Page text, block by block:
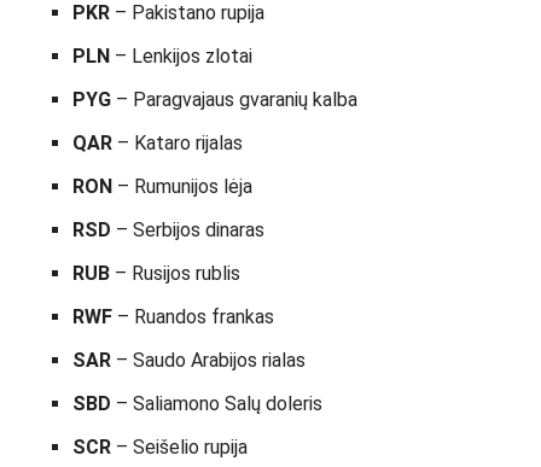
PKR – Pakistano rupija
PLN – Lenkijos zlotai
PYG – Paragvajaus gvaranių kalba
QAR – Kataro rijalas
RON – Rumunijos lėja
RSD – Serbijos dinaras
RUB – Rusijos rublis
RWF – Ruandos frankas
SAR – Saudo Arabijos rialas
SBD – Saliamono Salų doleris
SCR – Seišelio rupija